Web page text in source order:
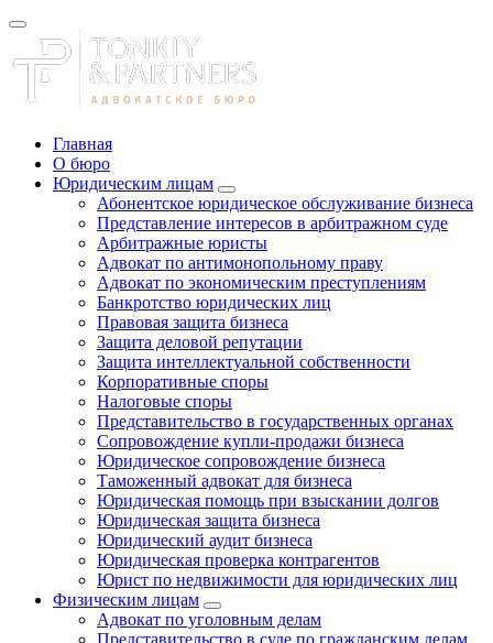
Главная
О бюро
Юридическим лицам
Абонентское юридическое обслуживание бизнеса
Представление интересов в арбитражном суде
Арбитражные юристы
Адвокат по антимонопольному праву
Адвокат по экономическим преступлениям
Банкротство юридических лиц
Правовая защита бизнеса
Защита деловой репутации
Защита интеллектуальной собственности
Корпоративные споры
Налоговые споры
Представительство в государственных органах
Сопровождение купли-продажи бизнеса
Юридическое сопровождение бизнеса
Таможенный адвокат для бизнеса
Юридическая помощь при взыскании долгов
Юридическая защита бизнеса
Юридический аудит бизнеса
Юридическая проверка контрагентов
Юрист по недвижимости для юридических лиц
Физическим лицам
Адвокат по уголовным делам
Представительство в суде по гражданским делам